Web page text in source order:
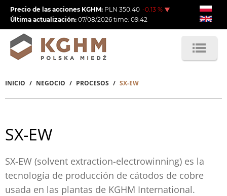
Pasar
contenido
principal
Precio de las acciones KGHM: PLN 350.40 -0.13 %
Última actualización: 07/08/2026 time: 09:42
Sobrescribir
de
ayuda
a
la
INICIO NEGOCIO PROCESOS SX-EW
SX-EW
SX-EW (solvent extraction-electrowinning) es la
tecnología de producción de cátodos de cobre
usada en las plantas de KGHM International.